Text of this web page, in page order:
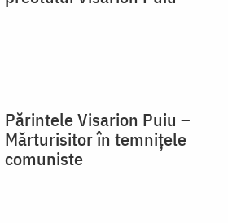
Părintele Visarion Puiu –
Mărturisitor în temnițele
comuniste